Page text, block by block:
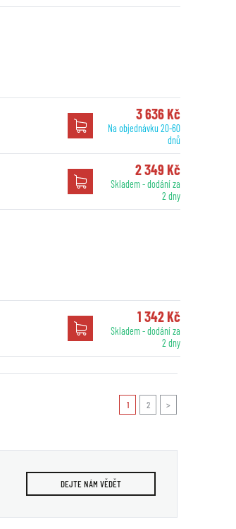
3 636 Kč
Na objednávku 20-60
dnů
2 349 Kč
Skladem - dodání za
2 dny
1 342 Kč
Skladem - dodání za
2 dny
1 2 >
DEJTE NÁM VĚDĚT